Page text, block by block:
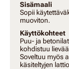
Sisämaali
Sopii
muoviton.
Käyttökohteet
Puu- ja
kohdistuu
Soveltuu myös
käsiteltyjen